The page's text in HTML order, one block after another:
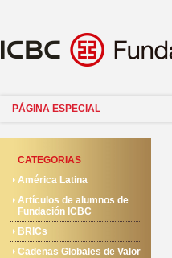
PÁGINA ESPECIAL
CATEGORIAS
América Latina
Artículos de alumnos de
Fundación ICBC
BRICs
Cadenas Globales de Valor